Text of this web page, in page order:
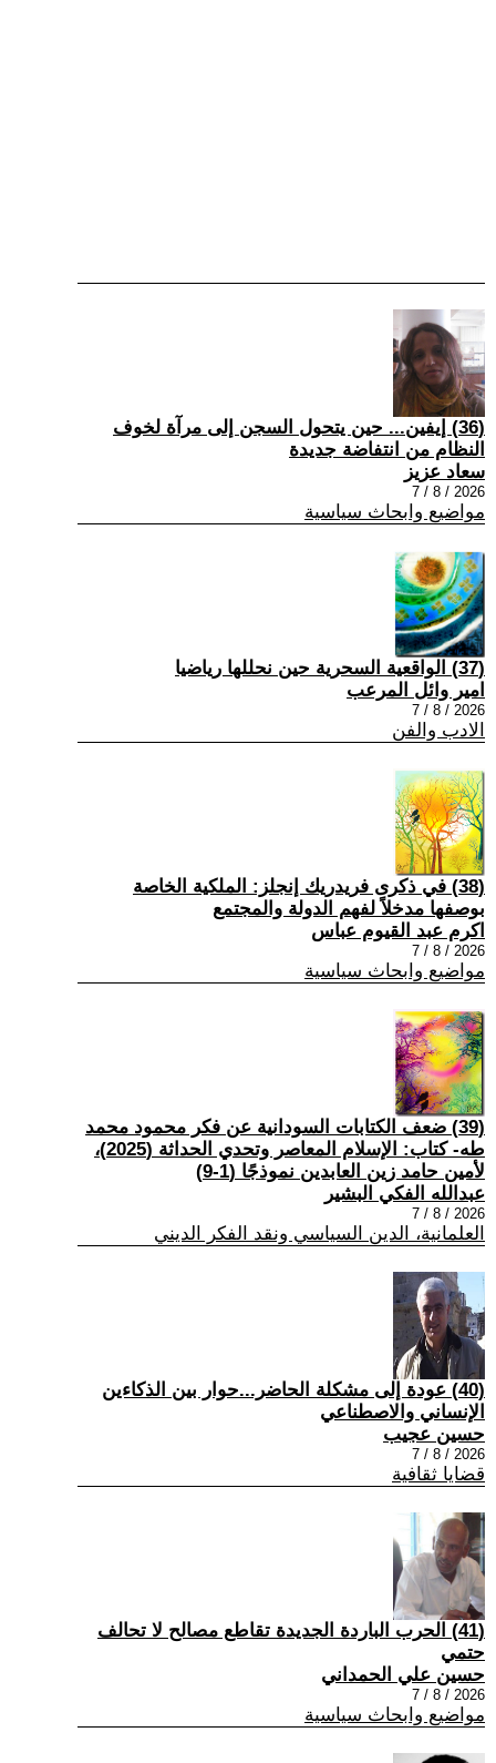
(36) إيفين... حين يتحول السجن إلى مرآة لخوف
النظام من انتفاضة جديدة
سعاد عزيز
2026 / 8 / 7
مواضيع وابحاث سياسية
(37) الواقعية السحرية حين نحللها رياضيا
امير وائل المرعب
2026 / 8 / 7
الادب والفن
(38) في ذكرى فريدريك إنجلز: الملكية الخاصة
بوصفها مدخلاً لفهم الدولة والمجتمع
اكرم عبد القيوم عباس
2026 / 8 / 7
مواضيع وابحاث سياسية
(39) ضعف الكتابات السودانية عن فكر محمود محمد
طه- كتاب: الإسلام المعاصر وتحدي الحداثة (2025)،
لأمين حامد زين العابدين نموذجًا (1-9)
عبدالله الفكي البشير
2026 / 8 / 7
العلمانية، الدين السياسي ونقد الفكر الديني
(40) عودة إلى مشكلة الحاضر...حوار بين الذكاءين
الإنساني والاصطناعي
حسين عجيب
2026 / 8 / 7
قضايا ثقافية
(41) الحرب الباردة الجديدة تقاطع مصالح لا تحالف
حتمي
حسين علي الحمداني
2026 / 8 / 7
مواضيع وابحاث سياسية